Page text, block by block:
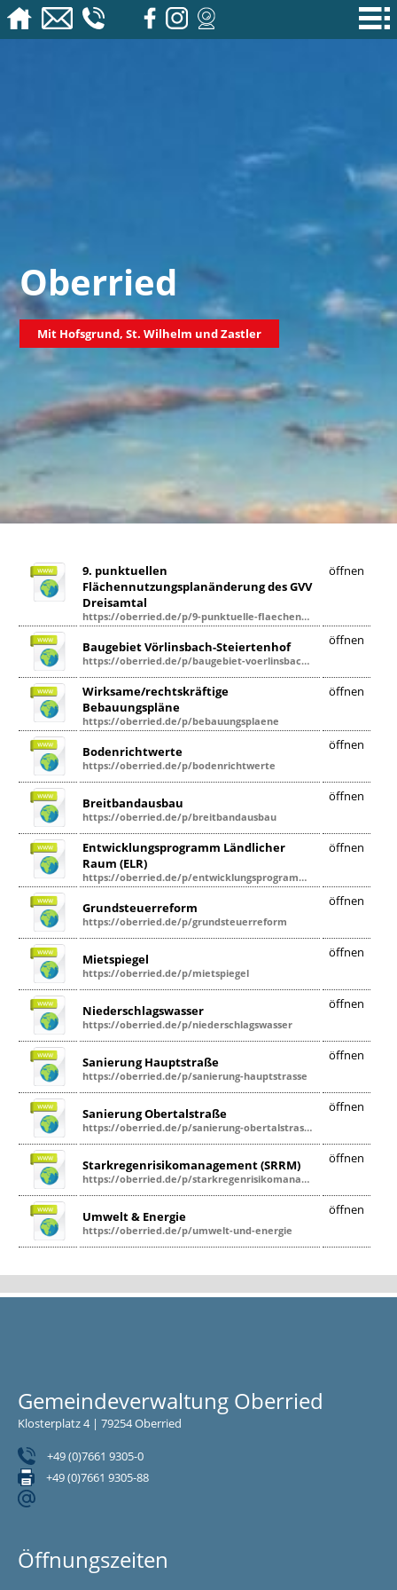
Oberried
Mit Hofsgrund, St. Wilhelm und Zastler
9. punktuellen
Flächennutzungsplanänderung des GVV
Dreisamtal
https://oberried.de/p/9-punktuelle-flaechennutzungsplanaenderung
öffnen
Baugebiet Vörlinsbach-Steiertenhof
https://oberried.de/p/baugebiet-voerlinsbach-steiertenhof
öffnen
Wirksame/rechtskräftige
Bebauungspläne
https://oberried.de/p/bebauungsplaene
öffnen
Bodenrichtwerte
https://oberried.de/p/bodenrichtwerte
öffnen
Breitbandausbau
https://oberried.de/p/breitbandausbau
öffnen
Entwicklungsprogramm Ländlicher
Raum (ELR)
https://oberried.de/p/entwicklungsprogramm-laendlicher-raum
öffnen
Grundsteuerreform
https://oberried.de/p/grundsteuerreform
öffnen
Mietspiegel
https://oberried.de/p/mietspiegel
öffnen
Niederschlagswasser
https://oberried.de/p/niederschlagswasser
öffnen
Sanierung Hauptstraße
https://oberried.de/p/sanierung-hauptstrasse
öffnen
Sanierung Obertalstraße
https://oberried.de/p/sanierung-obertalstrasse
öffnen
Starkregenrisikomanagement (SRRM)
https://oberried.de/p/starkregenrisikomanagement-srrm
öffnen
Umwelt & Energie
https://oberried.de/p/umwelt-und-energie
öffnen
Gemeindeverwaltung Oberried
Klosterplatz 4 | 79254 Oberried
+49 (0)7661 9305-0
+49 (0)7661 9305-88
Öffnungszeiten